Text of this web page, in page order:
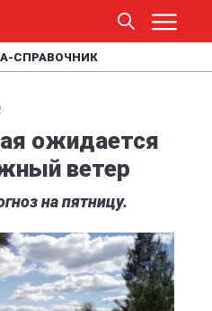
СПРАВОЧНИК
ожидается
ветер
на пятницу.